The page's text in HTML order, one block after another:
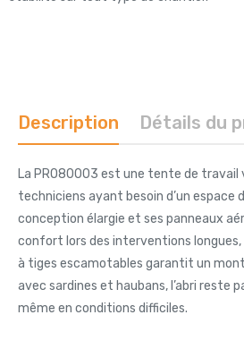
Description Détails du
La PRO80003 est une tente de travail
techniciens ayant besoin d’un espace
conception élargie et ses panneaux
confort lors des interventions
à tiges escamotables garantit un
avec sardines et haubans, l’abri reste
même en conditions difficiles.